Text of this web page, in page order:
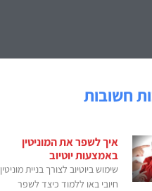
חשובות
איך לשפר את המוניטין
באמצעות יוטיוב
שימוש ביוטיוב לצורך בניית מוניטין
חיובי באו ללמוד כיצד לשפר